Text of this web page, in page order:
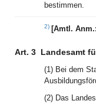
bestimmen.
2) [Amtl.
Art. 3 Landesamt
(1) Bei dem
(2) Das